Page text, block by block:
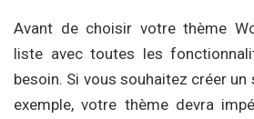
Avant de choisir votre thème
liste avec toutes les
besoin. Si vous souhaitez créer
exemple, votre thème devra